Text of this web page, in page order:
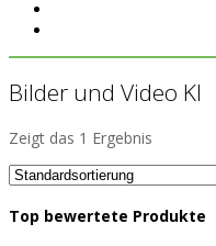
Bilder und Video KI
Zeigt das 1 Ergebnis
Top bewertete Produkte